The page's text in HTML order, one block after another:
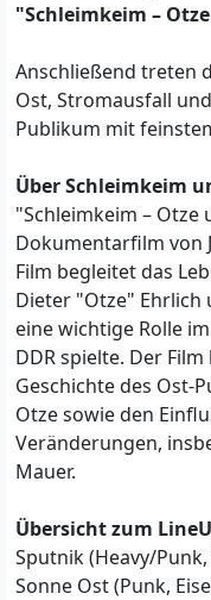
"Schleimkeim –
Anschließend treten
Ost, Stromausfall
Publikum mit
Über Schleimkeim
"Schleimkeim – Otze
Dokumentarfilm von
Film begleitet das
Dieter "Otze" Ehrlich
eine wichtige Rolle
DDR spielte. Der
Geschichte des Ost-
Otze sowie den
Veränderungen,
Mauer.
Übersicht zum
Sputnik (Heavy/
Sonne Ost (Punk,